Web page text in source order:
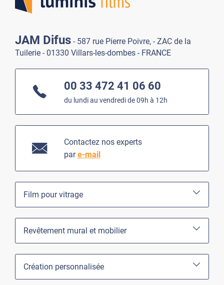
JAM Difus - 587 rue Pierre Poivre, - ZAC de la
Tuilerie - 01330 Villars-les-dombes - FRANCE
00 33 472 41 06 60
du lundi au vendredi de 09h à 12h
Contactez nos experts
pare-mail
Film pour vitrage
Revêtement mural et mobilier
Création personnalisée